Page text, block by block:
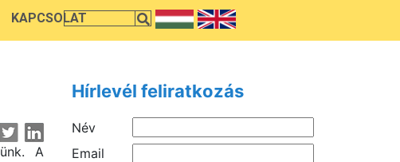
KAPCSOLAT
A
Hírlevél feliratkozás
Név
Email